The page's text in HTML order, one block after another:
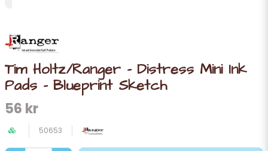
Tim Holtz/Ranger - Distress Mini Ink
Pads - Blueprint Sketch
56 kr
50653